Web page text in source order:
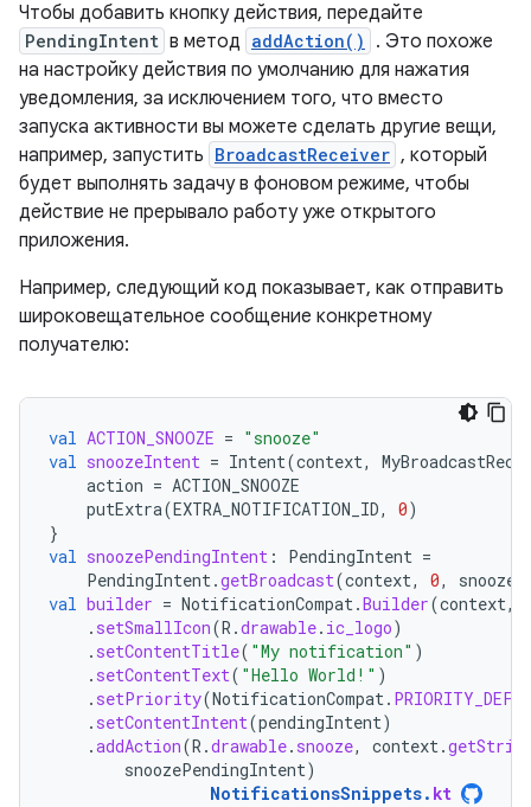
Чтобы добавить кнопку действия, передайте
PendingIntent в метод addAction()
. Это похоже
на настройку действия по умолчанию для нажатия
уведомления, за исключением того, что вместо
запуска активности вы можете сделать другие вещи,
например, запустить BroadcastReceiver , который
будет выполнять задачу в фоновом режиме, чтобы
действие не прерывало работу уже открытого
приложения.
Например, следующий код показывает, как отправить
широковещательное сообщение конкретному
получателю:
val ACTION_SNOOZE = "snooze"
val snoozeIntent = Intent(context,
action = ACTION_SNOOZE
putExtra(EXTRA_NOTIFICATION_ID, 0)
}
val snoozePendingIntent : PendingIntent =
PendingIntent.getBroadcast(context, 0,
val builder = NotificationCompat.Builder(context,
. setSmallIcon(R .drawable. ic_logo)
. setContentTitle( "My notification" )
. setContentText( "Hello World!" )
. setPriority(NotificationCompat.
. setContentIntent(pendingIntent)
.addAction(R .drawable. snooze, context.
snoozePendingIntent)
NotificationsSnippets. kt